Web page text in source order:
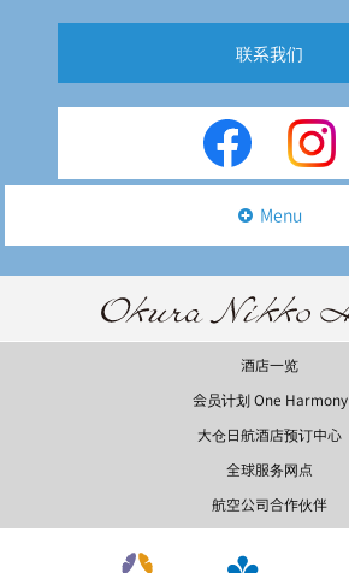
联系我们
Menu
酒店一览
会员计划 One Harmony
大仓日航酒店预订中心
全球服务网点
航空公司合作伙伴